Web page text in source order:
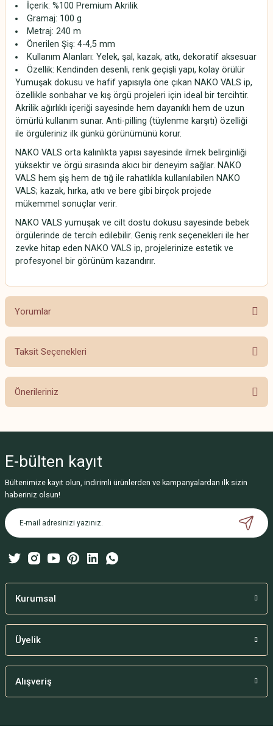
İçerik: %100 Premium Akrilik
Gramaj: 100 g
Metraj: 240 m
Önerilen Şiş: 4-4,5 mm
Kullanım Alanları: Yelek, şal, kazak, atkı, dekoratif aksesuar
Özellik: Kendinden desenli, renk geçişli yapı, kolay örülür
Yumuşak dokusu ve hafif yapısıyla öne çıkan NAKO VALS ip,
özellikle sonbahar ve kış örgü projeleri için ideal bir tercihtir.
Akrilik ağırlıklı içeriği sayesinde hem dayanıklı hem de uzun
ömürlü kullanım sunar. Anti-pilling (tüylenme karşıtı) özelliği
ile örgüleriniz ilk günkü görünümünü korur.
NAKO VALS orta kalınlıkta yapısı sayesinde ilmek belirginliği
yüksektir ve örgü sırasında akıcı bir deneyim sağlar. NAKO
VALS hem şiş hem de tığ ile rahatlıkla kullanılabilen NAKO
VALS; kazak, hırka, atkı ve bere gibi birçok projede
mükemmel sonuçlar verir.
NAKO VALS yumuşak ve cilt dostu dokusu sayesinde bebek
örgülerinde de tercih edilebilir. Geniş renk seçenekleri ile her
zevke hitap eden NAKO VALS ip, projelerinize estetik ve
profesyonel bir görünüm kazandırır.
Yorumlar
Bu ürüne ilk yorumu siz yapın!
Taksit Seçenekleri
Önerileriniz
Görüş ve önerileriniz için teşekkür ederiz.
Ürün resmi kalitesiz, bozuk veya görüntülenemiyor.
Ürün açıklamasında eksik bilgiler bulunuyor.
Ürün bilgilerinde hatalar bulunuyor.
Bu ürüne benzer farklı alternatifler olmalı.
E-bülten kayıt
Bültenimize kayıt olun, indirimli ürünlerden ve kampanyalardan ilk sizin
haberiniz olsun!
Kurumsal
Üyelik
Alışveriş